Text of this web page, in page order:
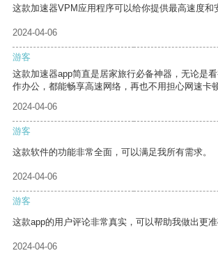
这款加速器VPM应用程序可以给你提供最高速度和
2024-04-06
游客
这款加速器app简直是居家旅行必备神器，无论是
作办公，都能畅享高速网络，再也不用担心网速卡顿
2024-04-06
游客
这款软件的功能非常全面，可以满足我所有需求。
2024-04-06
游客
这款app的用户评论非常真实，可以帮助我做出更准
2024-04-06